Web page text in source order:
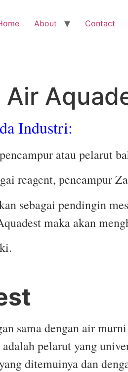
About Contact
Industri:
atau pelarut
reagent, pencampur
sebagai pendingin
maka akan
sama dengan air
pelarut yang
ditemuinya dan